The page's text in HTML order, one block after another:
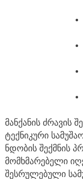
მანქანის ძრავის
ტექნიკური
ნდობის შექმნის
მომხმარებელი
შესრულებული